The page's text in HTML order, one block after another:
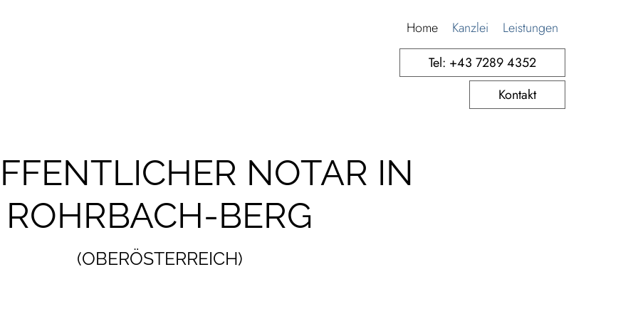
Home Kanzlei
Leistungen
Tel: +43 7289 4352
Kontakt
NOTAR IN
ROHRBACH-BERG
(OBERÖSTERREICH)